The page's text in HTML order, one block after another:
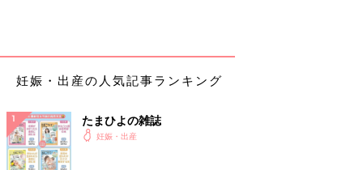
妊娠・出産の人気記事ランキング
たまひよの雑誌
妊娠・出産